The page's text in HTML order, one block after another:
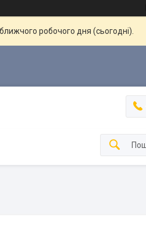
робочого дня (сьогодні).